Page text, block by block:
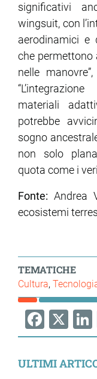
significativi
wingsuit, con
aerodinamici
che permettono
nelle
materiali
potrebbe
sogno
non solo
quota come i
Fonte:Andrea
ecosistemi
TEMATICHE
Cultura
X
ULTIMI